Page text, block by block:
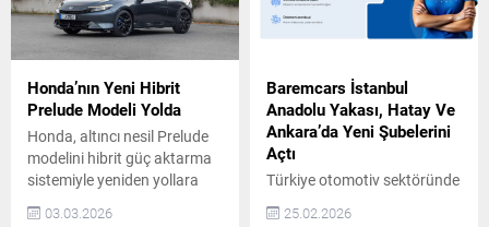
Honda’nın Yeni Hibrit
Prelude Modeli Yolda
Honda, altıncı nesil Prelude
modelini hibrit güç aktarma
sistemiyle yeniden yollara
tasarım, sürüş keyfi ve hibrit
03.03.2026
Baremcars İstanbul
Anadolu Yakası, Hatay Ve
Ankara’da Yeni Şubelerini
Açtı
Türkiye otomotiv sektöründe
sürdürülebilir hizmet
25.02.2026